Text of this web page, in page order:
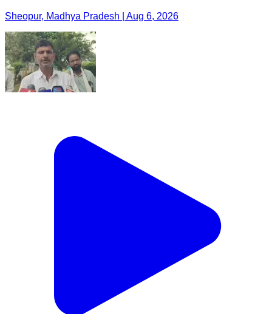
Sheopur, Madhya Pradesh | Aug 6, 2026